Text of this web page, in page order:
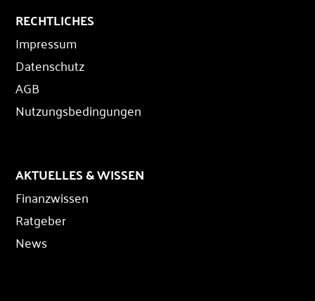
RECHTLICHES
Impressum
Datenschutz
AGB
Nutzungsbedingungen
AKTUELLES & WISSEN
Finanzwissen
Ratgeber
News